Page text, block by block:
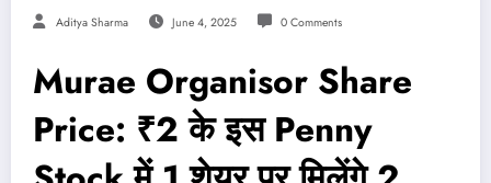
Aditya Sharma June 4, 2025 0 Comments
Murae Organisor Share
Price: ₹2 के इस Penny